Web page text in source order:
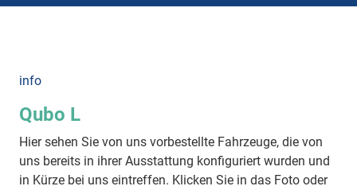
info
Qubo L
Hier sehen Sie von uns vorbestellte Fahrzeuge, die von
uns bereits in ihrer Ausstattung konfiguriert wurden und
in Kürze bei uns eintreffen. Klicken Sie in das Foto oder